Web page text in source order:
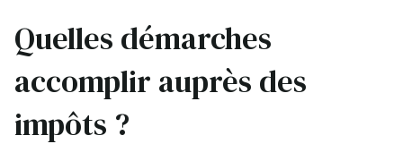
Quelles démarches
accomplir auprès des
impôts ?